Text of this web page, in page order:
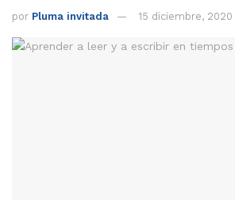
por Pluma invitada 15 diciembre, 2020